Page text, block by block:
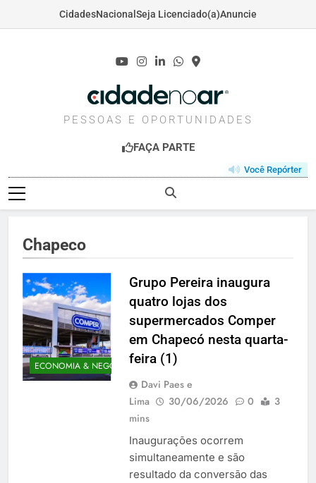
CidadesNacional Seja Licenciado(a)Anuncie
CIDADENOAR.COM
PESSOAS E OPORTUNIDADES
FAÇA PARTE
Você Repórter
Chapeco
ECONOMIA & NEGÓCIOS
Grupo Pereira inaugura
quatro lojas dos
supermercados Comper
em Chapecó nesta quarta-
feira (1)
Davi Paes e
Lima
30/06/2026 0
3
mins
Inaugurações ocorrem
simultaneamente e são
resultado da conversão das